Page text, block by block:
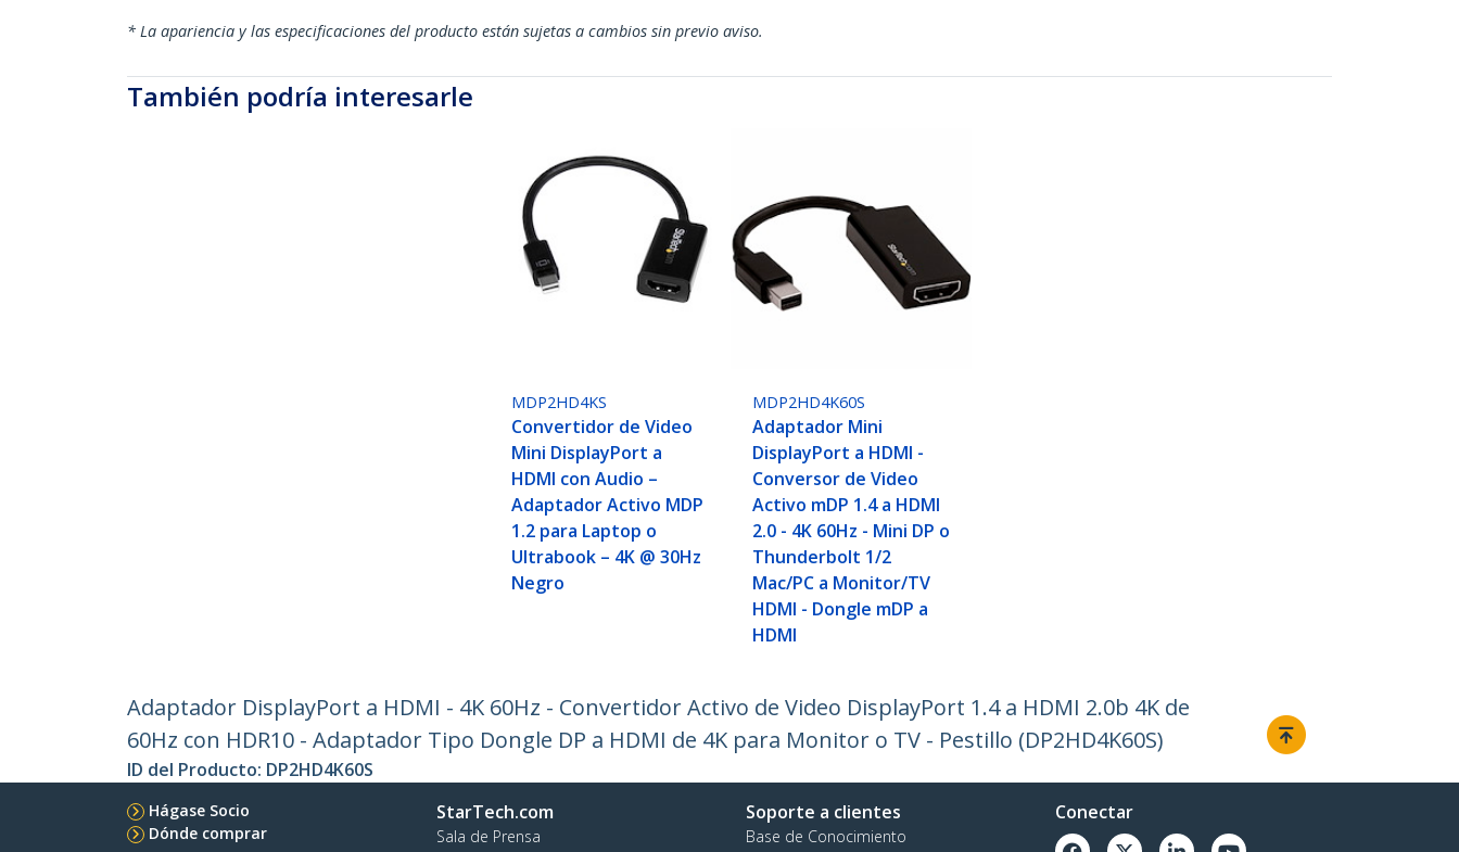
* La apariencia y las especificaciones del producto están sujetas a cambios sin previo aviso.
También podría interesarle
MDP2HD4KS
Convertidor de Video
Mini DisplayPort a
HDMI con Audio –
Adaptador Activo MDP
1.2 para Laptop o
Ultrabook – 4K @ 30Hz
Negro
MDP2HD4K60S
Adaptador Mini
DisplayPort a HDMI -
Conversor de Video
Activo mDP 1.4 a HDMI
2.0 - 4K 60Hz - Mini DP o
Thunderbolt 1/2
Mac/PC a Monitor/TV
HDMI - Dongle mDP a
HDMI
Adaptador DisplayPort a HDMI - 4K 60Hz - Convertidor Activo de Video DisplayPort 1.4 a HDMI 2.0b 4K de
60Hz con HDR10 - Adaptador Tipo Dongle DP a HDMI de 4K para Monitor o TV - Pestillo (DP2HD4K60S)
ID del Producto: DP2HD4K60S
Hágase Socio
Dónde comprar
StarTech.com
Sala de Prensa
Soporte a clientes
Base de Conocimiento
Conectar